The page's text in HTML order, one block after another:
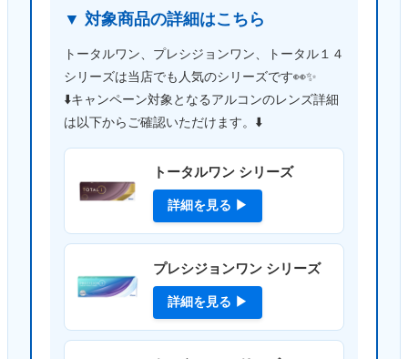
▼ 対象商品の詳細はこちら
トータルワン、プレシジョンワン、トータル１４
シリーズは当店でも人気のシリーズです👀✨
⬇️キャンペーン対象となるアルコンのレンズ詳細
は以下からご確認いただけます。⬇️
トータルワン シリーズ
詳細を見る ▶
プレシジョンワン シリーズ
詳細を見る ▶